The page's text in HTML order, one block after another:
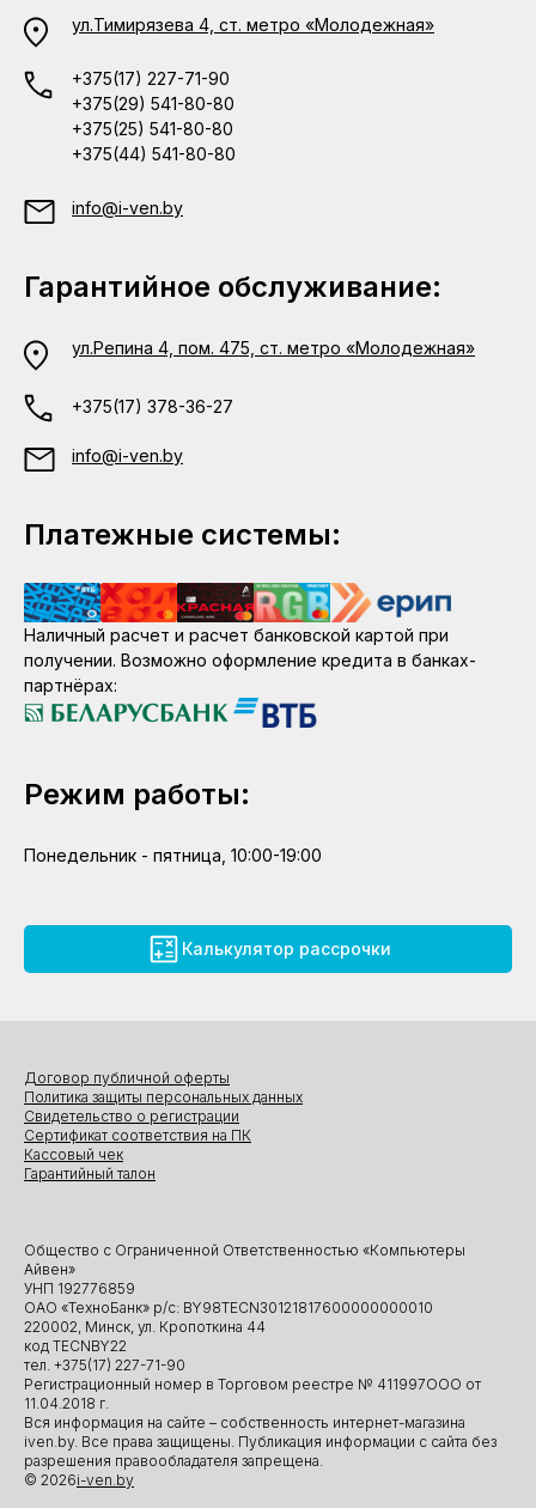
ул.Тимирязева 4, ст. метро «Молодежная»
+375(17) 227-71-90
+375(29) 541-80-80
+375(25) 541-80-80
+375(44) 541-80-80
info@i-ven.by
Гарантийное обслуживание:
ул.Репина 4, пом. 475, ст. метро «Молодежная»
+375(17) 378-36-27
info@i-ven.by
Платежные системы:
Наличный расчет и расчет банковской картой при
получении. Возможно оформление кредита в банках-
партнёрах:
Режим работы:
Понедельник - пятница, 10:00-19:00
Калькулятор рассрочки
Общество с Ограниченной Ответственностью «Компьютеры
Айвен»
УНП 192776859
ОАО «ТехноБанк» р/с: BY98TECN30121817600000000010
220002, Минск, ул. Кропоткина 44
код TECNBY22
тел. +375(17) 227-71-90
Регистрационный номер в Торговом реестре № 411997ООО от
11.04.2018 г.
Вся информация на сайте – собственность интернет-магазина
iven.by. Все права защищены. Публикация информации с сайта без
разрешения правообладателя запрещена.
© 2026i-ven.by
Договор публичной оферты
Политика защиты персональных данных
Свидетельство о регистрации
Сертификат соответствия на ПК
Кассовый чек
Гарантийный талон